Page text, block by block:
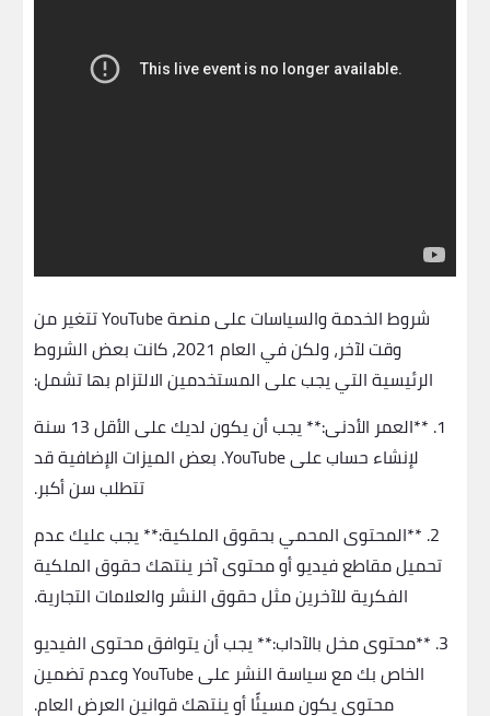
شروط الخدمة والسياسات على منصة YouTube تتغير من
وقت لآخر، ولكن في العام 2021، كانت بعض الشروط
الرئيسية التي يجب على المستخدمين الالتزام بها تشمل:
1. **العمر الأدنى:** يجب أن يكون لديك على الأقل 13 سنة
لإنشاء حساب على YouTube. بعض الميزات الإضافية قد
تتطلب سن أكبر.
2. **المحتوى المحمي بحقوق الملكية:** يجب عليك عدم
تحميل مقاطع فيديو أو محتوى آخر ينتهك حقوق الملكية
الفكرية للآخرين مثل حقوق النشر والعلامات التجارية.
3. **محتوى مخل بالآداب:** يجب أن يتوافق محتوى الفيديو
الخاص بك مع سياسة النشر على YouTube وعدم تضمين
محتوى يكون مسيئًا أو ينتهك قوانين العرض العام.